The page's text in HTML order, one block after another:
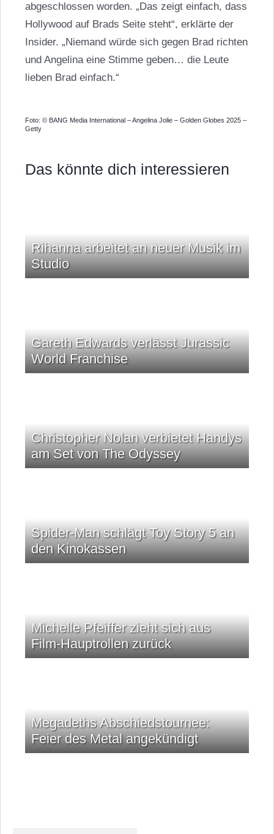
abgeschlossen worden. „Das zeigt einfach, dass
Hollywood auf Brads Seite steht“, erklärte der
Insider. „Niemand würde sich gegen Brad richten
und Angelina eine Stimme geben… die Leute
lieben Brad einfach.“
Foto: © BANG Media International – Angelina Jolie – Golden Globes 2025 –
Getty
Das könnte dich interessieren
Rihanna arbeitet an neuer Musik im
Studio
Gareth Edwards verlässt Jurassic
World Franchise
Christopher Nolan verbietet Handys
am Set von The Odyssey
Spider-Man schlägt Toy Story 5 an
den Kinokassen
Michelle Pfeiffer zieht sich aus
Film-Hauptrollen zurück
Megadeths Abschiedstournee:
Feier des Metal angekündigt